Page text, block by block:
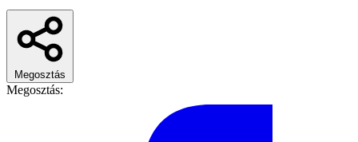
Megosztás
Megosztás: